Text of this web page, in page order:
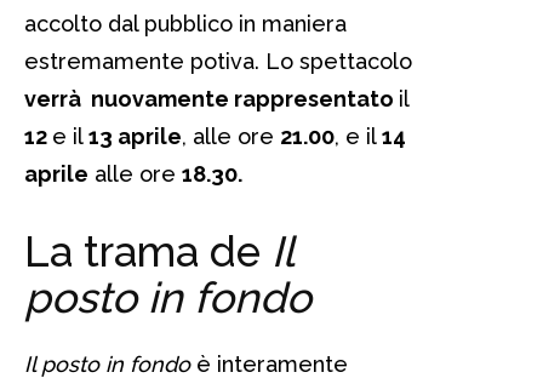
accolto dal pubblico in maniera
estremamente potiva. Lo spettacolo
verrà nuovamente rappresentato il
12 e il13 aprile, alle ore 21.00, e il14
aprile alle ore 18.30.
La trama de Il
posto in fondo
Il posto in fondoè interamente